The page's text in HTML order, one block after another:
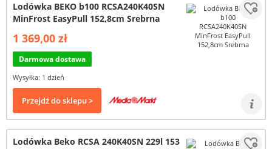
Lodówka BEKO b100 RCSA240K40SN
MinFrost EasyPull 152,8cm Srebrna
1 369,00 zł
Darmowa dostawa
Wysyłka: 1 dzień
Przejdź do sklepu >
Lodówka Beko RCSA 240K40SN 229l 153